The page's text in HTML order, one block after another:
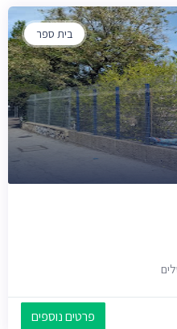
בית ספר
פרטים נוספים